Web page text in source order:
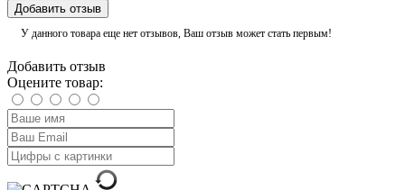
Добавить отзыв
У данного товара еще нет отзывов, Ваш отзыв может стать первым!
Добавить отзыв
Оцените товар: